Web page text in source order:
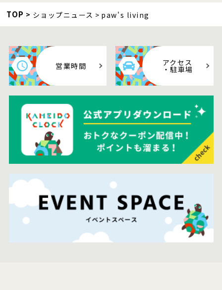
TOP ショップニュース paw's living
営業時間 アクセス
・駐車場